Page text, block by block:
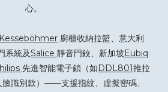
心。
Kesseböhmer 廚櫃收納拉籃、意大利
系統及Salice 靜音門鉸、新加坡 Eubiq
先進智能電子鎖（如 DDL801推拉
臉識別款）——支援指紋、虛擬密碼、